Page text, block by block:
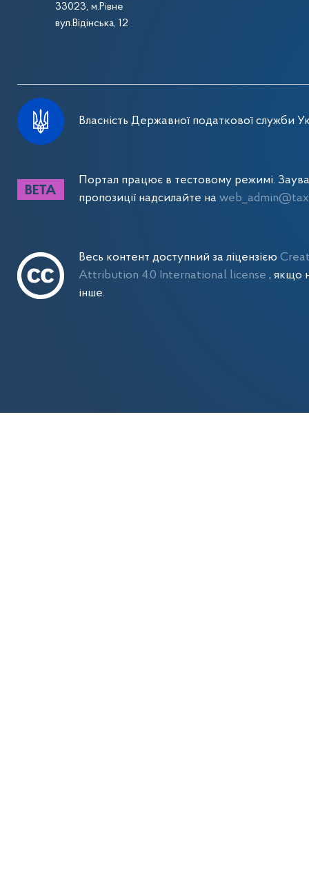
33023, м.Рівне
вул.Відінська, 12
Власність Державної податкової служби
Портал працює в тестовому режимі.
пропозиції надсилайте на
Весь контент доступний за ліцензією
Attribution 4.0 International license, якщо
інше.